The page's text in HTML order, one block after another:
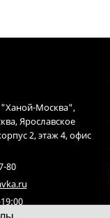
Москва",
Ярославское
2, этаж 4, офис
80